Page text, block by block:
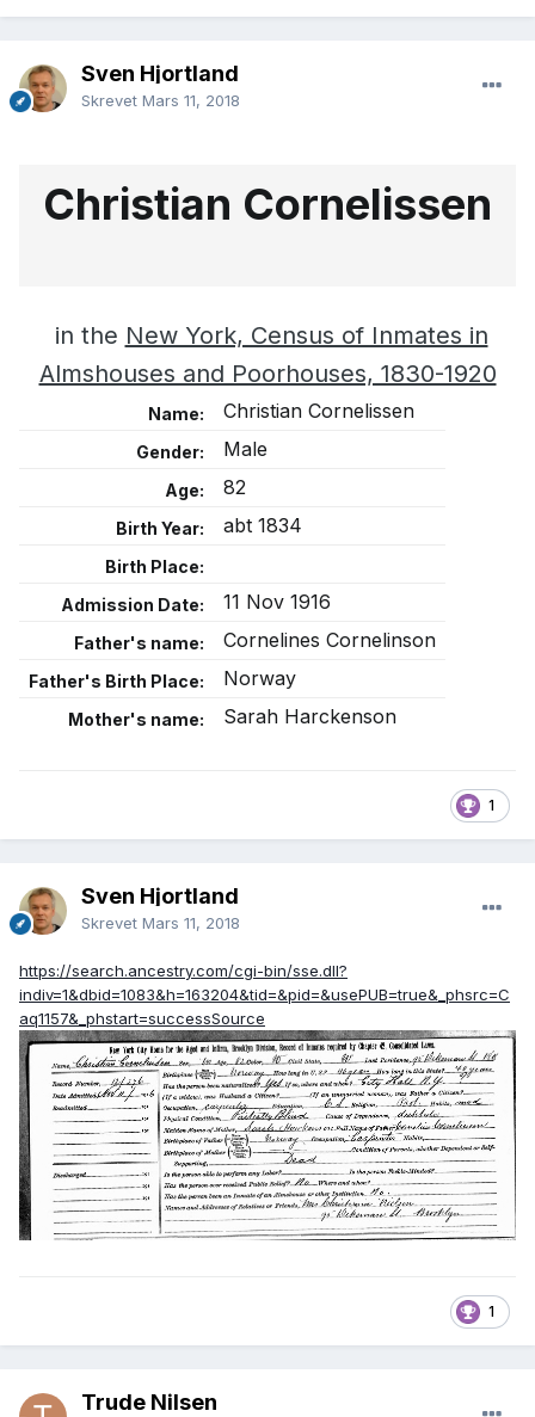
Sven Hjortland
Skrevet Mars 11, 2018
Christian Cornelissen
in the New York, Census of Inmates in
Almshouses and Poorhouses, 1830-1920
Name: Christian Cornelissen
Gender: Male
Age: 82
Birth Year: abt 1834
Birth Place:
Admission Date:
11 Nov 1916
Father's name: Cornelines Cornelinson
Father's Birth Place: Norway
Mother's name: Sarah Harckenson
1
Sven Hjortland
Skrevet Mars 11, 2018
https://search.ancestry.com/cgi-bin/sse.dll?
indiv=1&dbid=1083&h=163204&tid=&pid=&usePUB=true&_phsrc=C
aq1157&_phstart=successSource
1
Trude Nilsen